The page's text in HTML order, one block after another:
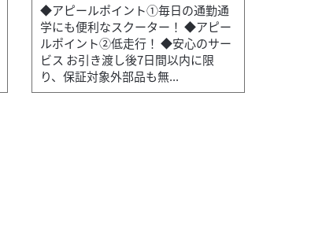
◆アピールポイント①毎日の通勤通
学にも便利なスクーター！ ◆アピー
ルポイント②低走行！ ◆安心のサー
ビス お引き渡し後7日間以内に限
り、保証対象外部品も無...